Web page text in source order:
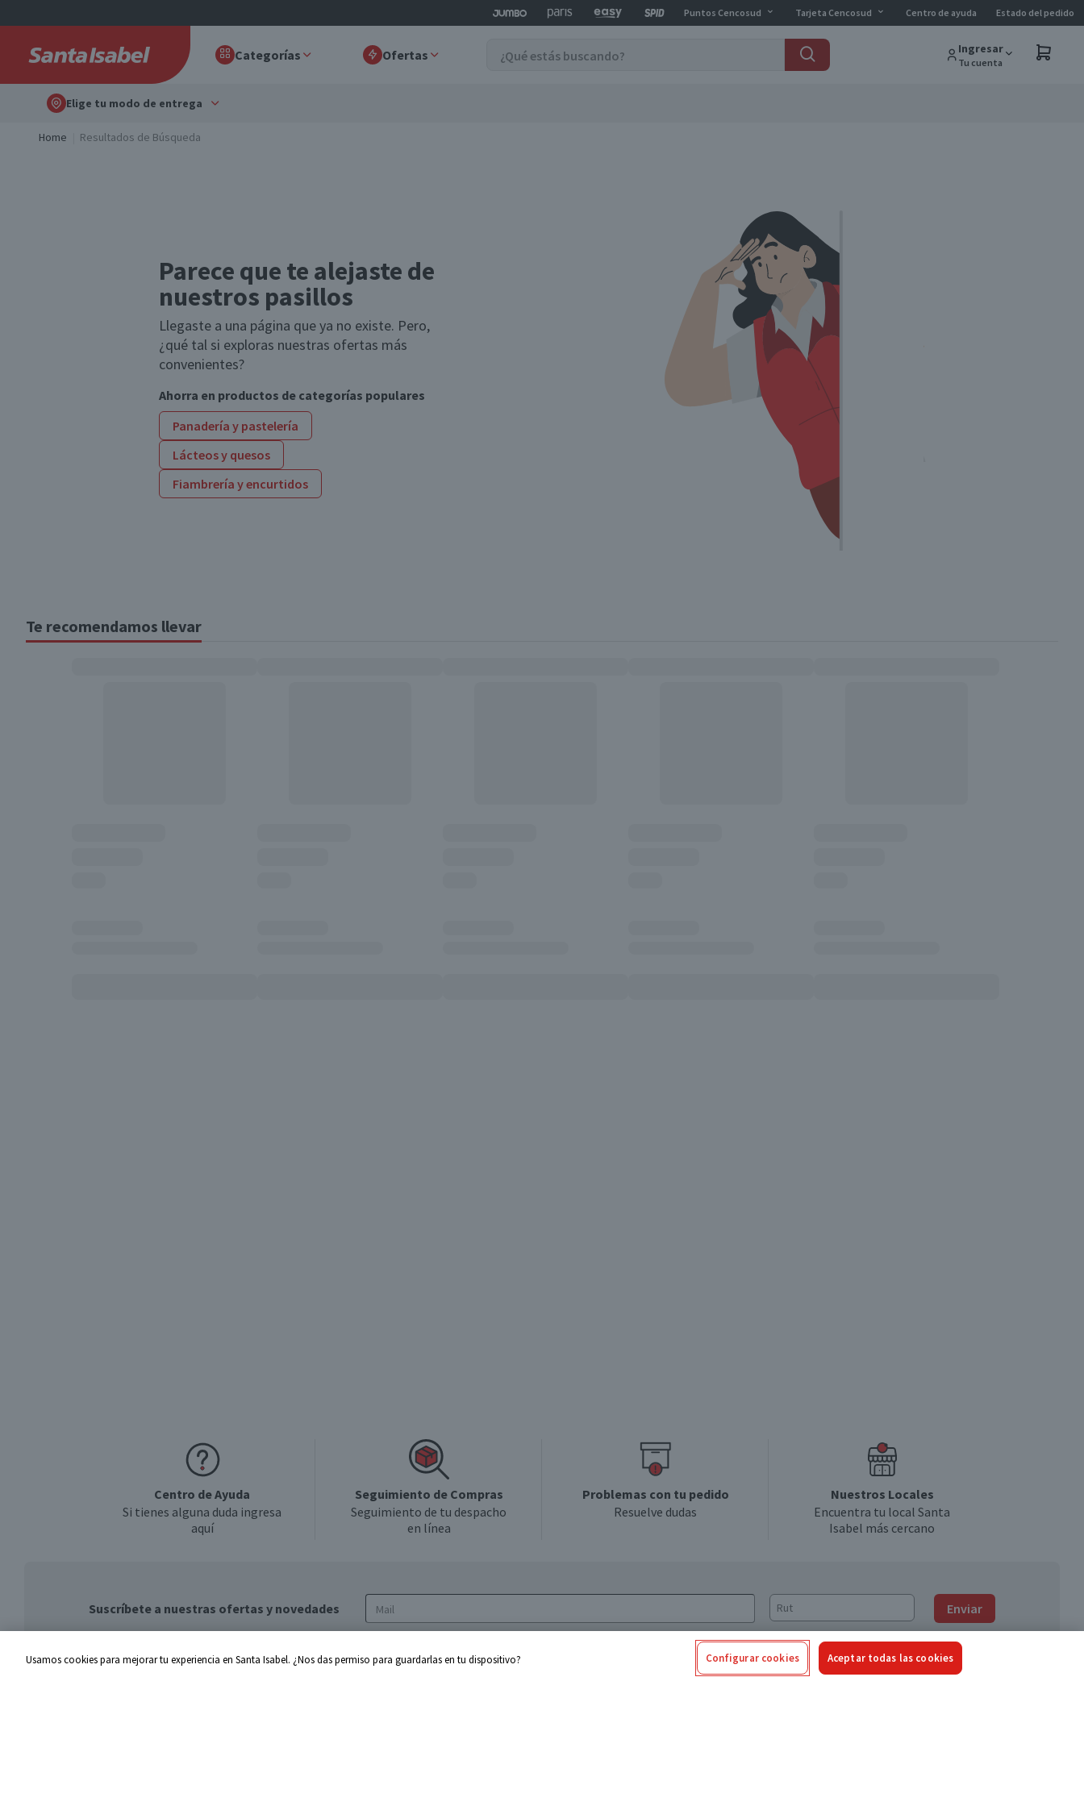
Puntos Cencosud Tarjeta Cencosud Centro de ayuda Estado del pedido
Categorías Ofertas Ingresar
Tu cuenta
Elige tu modo de entrega
Home Resultados de Búsqueda
Parece que te alejaste de
nuestros pasillos
Llegaste a una página que ya no existe. Pero,
¿qué tal si exploras nuestras ofertas más
convenientes?
Ahorra en productos de categorías populares
Panadería y pastelería
Lácteos y quesos
Fiambrería y encurtidos
Te recomendamos llevar
Centro de Ayuda
Si tienes alguna duda ingresa
aquí
Seguimiento de Compras
Seguimiento de tu despacho
en línea
Problemas con tu pedido
Resuelve dudas
Nuestros Locales
Encuentra tu local Santa
Isabel más cercano
Suscríbete a nuestras ofertas y novedades Enviar
de privacidad y de tratamiento de datos
Usamos cookies para mejorar tu experiencia en Santa Isabel. ¿Nos das permiso para guardarlas en tu dispositivo? Configurar cookies Aceptar todas las cookies